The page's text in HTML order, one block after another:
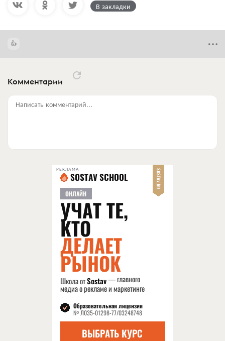
В закладки
Комментарии
Написать комментарий...
РЕКЛАМА